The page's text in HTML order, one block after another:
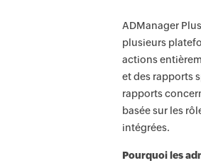
ADManager
plusieurs
actions
et des rapports
rapports
basée sur les
intégrées.
Pourquoi les